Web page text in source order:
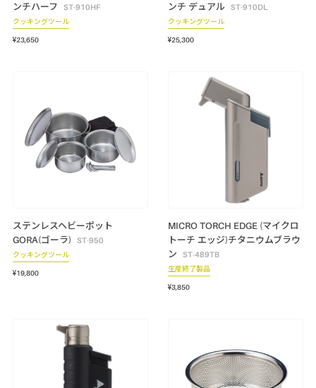
ンチハーフ
ST-910HF
クッキングツール
¥23,650
ンチ デュアル ST-910DL
クッキングツール
¥25,300
ステンレスヘビーポット
GORA(ゴーラ)
ST-950
クッキングツール
¥19,800
MICRO TORCH EDGE (マイクロ
トーチ エッジ)チタニウムブラウ
ン
ST-489TB
生産終了製品
¥3,850